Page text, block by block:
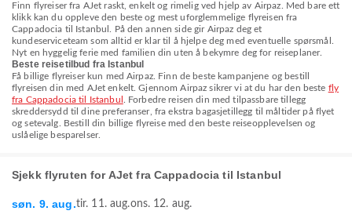
Finn flyreiser fra AJet raskt, enkelt og rimelig ved hjelp av Airpaz. Med bare ett
klikk kan du oppleve den beste og mest uforglemmelige flyreisen fra
Cappadocia til Istanbul. På den annen side gir Airpaz deg et
kundeserviceteam som alltid er klar til å hjelpe deg med eventuelle spørsmål.
Nyt en hyggelig ferie med familien din uten å bekymre deg for reiseplaner.
Beste reisetilbud fra Istanbul
Få billige flyreiser kun med Airpaz. Finn de beste kampanjene og bestill
flyreisen din med AJet enkelt. Gjennom Airpaz sikrer vi at du har den beste fly
fra Cappadocia til Istanbul
. Forbedre reisen din med tilpassbare tillegg
skreddersydd til dine preferanser, fra ekstra bagasjetillegg til måltider på flyet
og setevalg. Bestill din billige flyreise med den beste reiseopplevelsen og
uslåelige besparelser.
Sjekk flyruten for AJet fra Cappadocia til Istanbul
søn. 9. aug.tir. 11. aug.ons. 12. aug.